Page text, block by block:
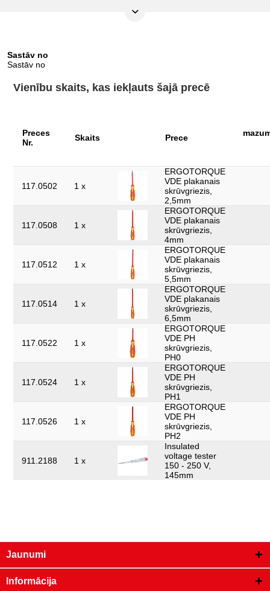
mm:
mm:
aizsardzība:
izolācija: Izolācija pēc DIN EN 60900
DIN 7437, DIN 7438, DIN 5264, DIN 8764,
2-komponentu rokturis
svars, g:
Sastāv no
Sastāv no
Vienību skaits, kas iekļauts šajā precē
Preces
Nr.
Skaits Prece
117.0502 1 x
ERGOTORQUE
VDE plakanais
skrūvgriezis,
2,5mm
117.0508 1 x
ERGOTORQUE
VDE plakanais
skrūvgriezis,
4mm
117.0512 1 x
ERGOTORQUE
VDE plakanais
skrūvgriezis,
5,5mm
117.0514 1 x
ERGOTORQUE
VDE plakanais
skrūvgriezis,
6,5mm
117.0522 1 x
ERGOTORQUE
VDE PH
skrūvgriezis,
PH0
117.0524 1 x
ERGOTORQUE
VDE PH
skrūvgriezis,
PH1
117.0526 1 x
ERGOTORQUE
VDE PH
skrūvgriezis,
PH2
911.2188 1 x
Insulated
voltage tester
150 - 250 V,
145mm
Jaunumi
Informācija